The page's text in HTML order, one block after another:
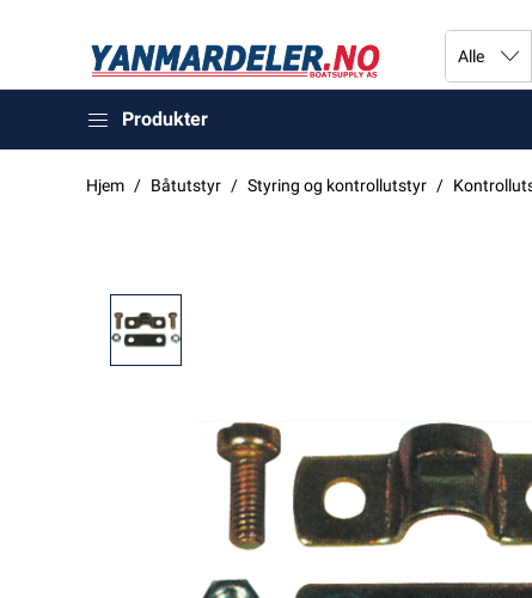
Produkter
Hjem Båtutstyr Styring og kontrollutstyr